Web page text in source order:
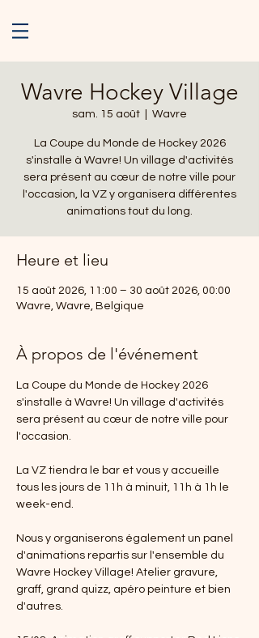
Wavre Hockey Village
sam. 15 août Wavre
La Coupe du Monde de Hockey 2026
s'installe à Wavre! Un village d'activités
sera présent au cœur de notre ville pour
l'occasion, la VZ y organisera différentes
animations tout du long.
Heure et lieu
15 août 2026, 11:00 – 30 août 2026, 00:00
Wavre, Wavre, Belgique
À propos de l'événement
La Coupe du Monde de Hockey 2026
s'installe à Wavre! Un village d'activités
sera présent au cœur de notre ville pour
l'occasion.
La VZ tiendra le bar et vous y accueille
tous les jours de 11h à minuit, 11h à 1h le
week-end.
Nous y organiserons également un panel
d'animations repartis sur l'ensemble du
Wavre Hockey Village! Atelier gravure,
graff, grand quizz, apéro peinture et bien
d'autres.